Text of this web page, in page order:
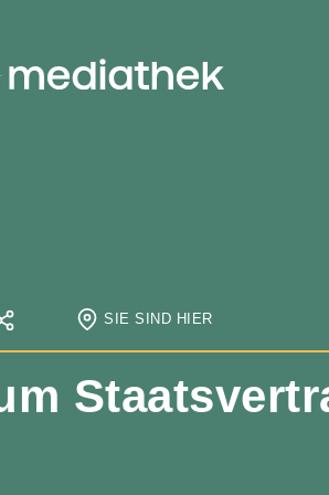
SIE SIND HIER
Onlineausstellungen Staatsvertrag